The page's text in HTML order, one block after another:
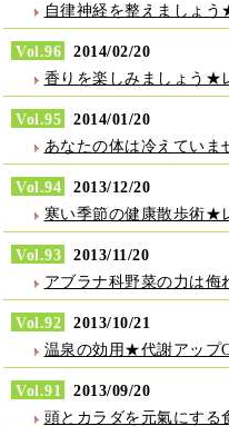
自律神経を整えましょ
Vol.96
2014/02/20
香りを楽しみましょう★
Vol.95
2014/01/20
あなたの体は冷えていま
Vol.94
2013/12/20
寒い季節の健康散歩術★
Vol.93
2013/11/20
アブラナ科野菜の力は侮
Vol.92
2013/10/21
温泉の効用★代謝アップ
Vol.91
2013/09/20
頭とカラダを元氣にする